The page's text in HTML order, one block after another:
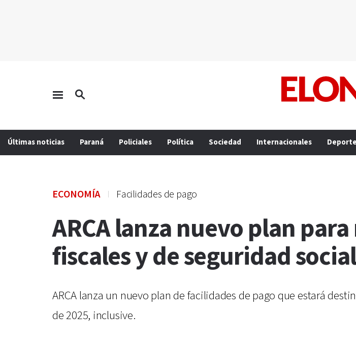
Últimas noticias Paraná Policiales Política Sociedad Internacionales
ECONOMÍA Facilidades de pago
ARCA lanza nuevo plan
fiscales y de seguridad social
ARCA lanza un nuevo plan de facilidades de pago que estará
de 2025, inclusive.